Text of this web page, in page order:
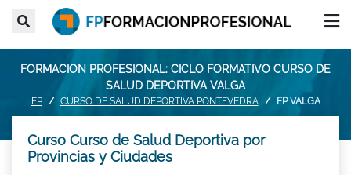
FORMACION PROFESIONAL: CICLO FORMATIVO CURSO DE
SALUD DEPORTIVA VALGA
FP CURSO DE SALUD DEPORTIVA PONTEVEDRA FP VALGA
Curso Curso de Salud Deportiva por
Provincias y Ciudades